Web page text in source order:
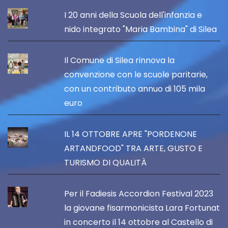
I 20 anni della Scuola dell'infanzia e
nido integrato "Maria Bambina" di Silea
Il Comune di Silea rinnova la
convenzione con le scuole paritarie,
con un contributo annuo di 105 mila
euro
IL 14 OTTOBRE APRE "PORDENONE
ARTANDFOOD" TRA ARTE, GUSTO E
TURISMO DI QUALITÀ
Per il Fadiesis Accordion Festival 2023
la giovane fisarmonicista Lara Fortunat
in concerto il 14 ottobre al Castello di